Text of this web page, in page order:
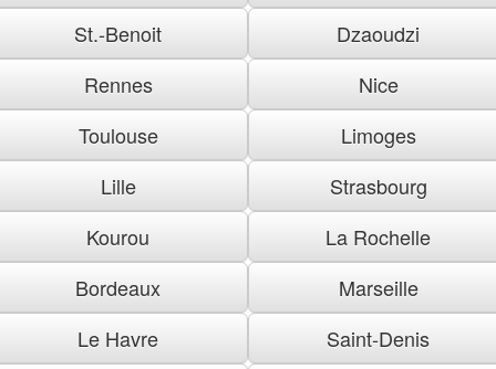
St.-Benoit
Dzaoudzi
Rennes
Nice
Toulouse
Limoges
Lille
Strasbourg
Kourou
La Rochelle
Bordeaux
Marseille
Le Havre
Saint-Denis